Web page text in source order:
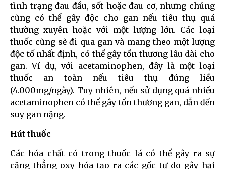
tình trạng đau đầu, sốt hoặc đau cơ, nhưng chúng
cũng có thể gây độc cho gan nếu tiêu thụ quá
thường xuyên hoặc với một lượng lớn. Các loại
thuốc cũng sẽ đi qua gan và mang theo một lượng
độc tố nhất định, có thể gây tổn thương lâu dài cho
gan. Ví dụ, với acetaminophen, đây là một loại
thuốc an toàn nếu tiêu thụ đúng liều
(4.000mg/ngày). Tuy nhiên, nếu sử dụng quá nhiều
acetaminophen có thể gây tổn thương gan, dẫn đến
suy gan nặng.
Hút thuốc
Các hóa chất có trong thuốc lá có thể gây ra sự
căng thẳng oxy hóa tạo ra các gốc tự do gây hại